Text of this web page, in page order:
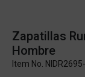
Zapatillas
Hombre
Item No.